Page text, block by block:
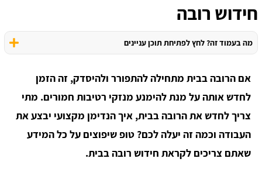
חידוש רובה
מה בעמוד זה? לחץ לפתיחת תוכן עניינים
אם הרובה בבית מתחילה להתפורר ולהיסדק, זה הזמן
לחדש אותה על מנת להימנע מנזקי רטיבות חמורים. מתי
צריך לחדש את הרובה בבית, איך הנדימן מקצועי יבצע את
העבודה וכמה זה יעלה לכם? טופ שיפוצים על כל המידע
שאתם צריכים לקראת חידוש רובה בבית.